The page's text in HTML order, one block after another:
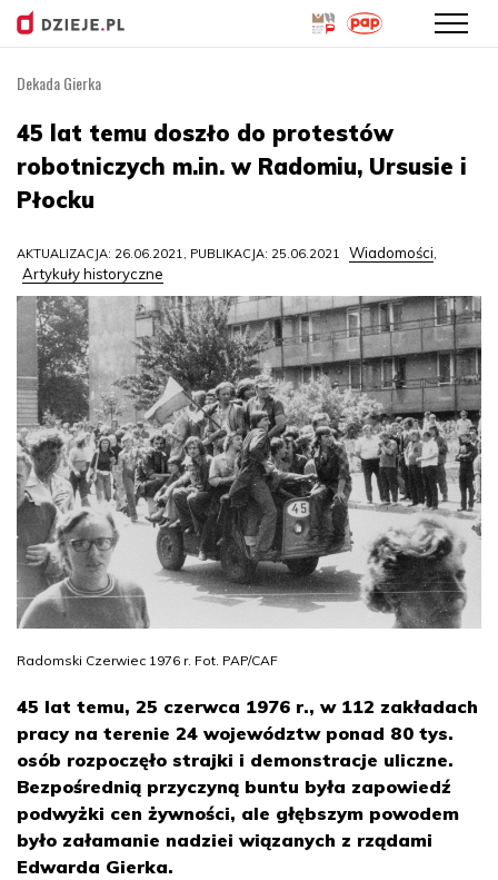
treści
Dekada Gierka
45 lat temu doszło do protestów
robotniczych m.in. w Radomiu, Ursusie i
Płocku
AKTUALIZACJA: 26.06.2021, PUBLIKACJA: 25.06.2021 Wiadomości,
Artykuły historyczne
Radomski Czerwiec 1976 r. Fot. PAP/CAF
45 lat temu, 25 czerwca 1976 r., w 112 zakładach
pracy na terenie 24 województw ponad 80 tys.
osób rozpoczęło strajki i demonstracje uliczne.
Bezpośrednią przyczyną buntu była zapowiedź
podwyżki cen żywności, ale głębszym powodem
było załamanie nadziei wiązanych z rządami
Edwarda Gierka.